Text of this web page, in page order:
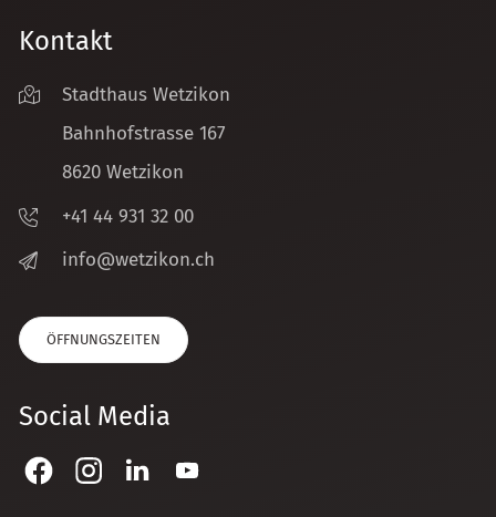
Kontakt
Stadthaus Wetzikon
Bahnhofstrasse 167
8620 Wetzikon
+41 44 931 32 00
nf
w tz k n ch
ÖFFNUNGSZEITEN
Social Media